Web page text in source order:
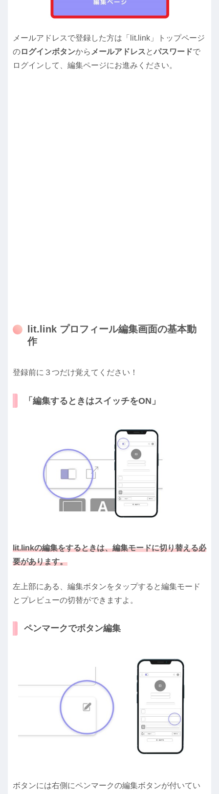
メールアドレスで登録した方は「lit.link」トップページ
のログインボタンからメールアドレスとパスワードで
ログインして、編集ページにお進みください。
lit.link プロフィール編集画面の基本動
作
登録前に３つだけ覚えてください！
「編集するときはスイッチをON」
lit.linkの編集をするときは、編集モードに切り替える必
要があります。
左上部にある、編集ボタンをタップすると編集モード
とプレビューの切替ができますよ。
ペンマークでボタン編集
ボタンには右側にペンマークの編集ボタンが付いてい